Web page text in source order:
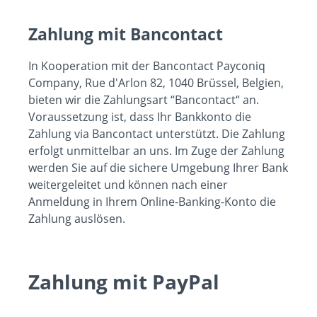
Zahlung mit Bancontact
In Kooperation mit der Bancontact Payconiq
Company, Rue d'Arlon 82, 1040 Brüssel, Belgien,
bieten wir die Zahlungsart “Bancontact“ an.
Voraussetzung ist, dass Ihr Bankkonto die
Zahlung via Bancontact unterstützt. Die Zahlung
erfolgt unmittelbar an uns. Im Zuge der Zahlung
werden Sie auf die sichere Umgebung Ihrer Bank
weitergeleitet und können nach einer
Anmeldung in Ihrem Online-Banking-Konto die
Zahlung auslösen.
Zahlung mit PayPal